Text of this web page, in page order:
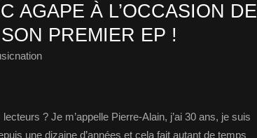
AGAPE À L’OCCASION DE
PREMIER EP !
? Je m’appelle Pierre-Alain, j’ai 30 ans, je suis
une dizaine d’années et cela fait autant de temps